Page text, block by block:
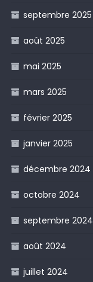
septembre 2025
août 2025
mai 2025
mars 2025
février 2025
janvier 2025
décembre 2024
octobre 2024
septembre 2024
août 2024
juillet 2024